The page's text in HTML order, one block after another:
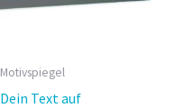
Motivspiegel
Dein Text auf